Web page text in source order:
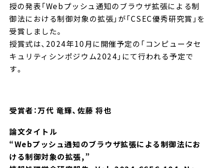
授の発表「Webプッシュ通知のブラウザ拡張による制
御法における制御対象の拡張」が「CSEC優秀研究賞」を
受賞しました。
授賞式は、2024年10月に開催予定の「コンピュータセ
キュリティシンポジウム2024」にて行われる予定で
す。
受賞者：万代 竜輝、佐藤 将也
論文タイトル
“Webプッシュ通知のブラウザ拡張による制御法にお
ける制御対象の拡張,”